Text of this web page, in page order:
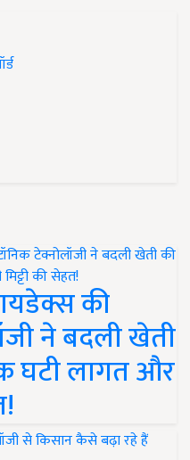
की
ने बदली खेती
घटी लागत और